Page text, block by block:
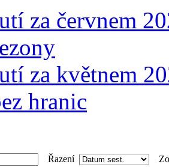
za červnem
za květnem
hranic
Řazení